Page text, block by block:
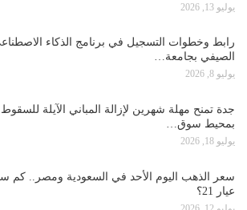
يوليو 13, 2026
رابط وخطوات التسجيل في برنامج الذكاء
الصيفي بجامعة…
يوليو 8, 2026
جدة تمنح مهلة شهرين لإزالة المباني الآيلة للسقوط
بمحيط سوق…
يوليو 18, 2026
سعر الذهب اليوم الأحد في السعودية ومصر.. كم
عيار 21؟